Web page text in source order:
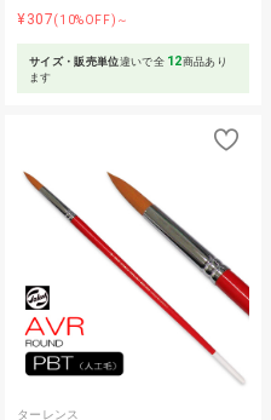
¥307(10%OFF)～
サイズ・販売単位違いで全 12商品あり
ます
ターレンス